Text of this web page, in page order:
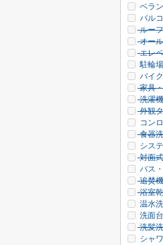
ベラ
バル
ルー
オー
エレ
駐輪場
バイ
家具
洗濯
外観
コン
食器
シス
対面
バス
追焚
浴室
温水
洗面台
洗髪
シャ